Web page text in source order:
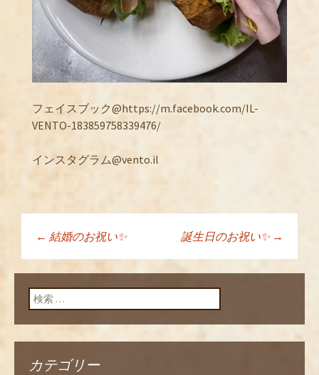
フェイスブック@https://m.facebook.com/IL-
VENTO-183859758339476/
インスタグラム@vento.il
投稿ナビゲーショ
ン
← 結婚のお祝い✨ 誕生日のお祝い✨ →
検索:
カテゴリー